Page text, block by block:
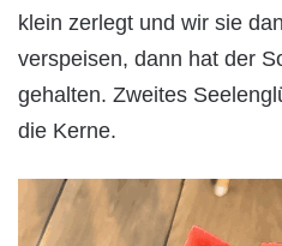
klein zerlegt und wir sie
verspeisen, dann hat der
gehalten. Zweites
die Kerne.